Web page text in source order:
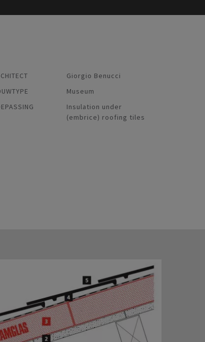
Giorgio Benucci
Museum
Insulation under
(embrice) roofing tiles